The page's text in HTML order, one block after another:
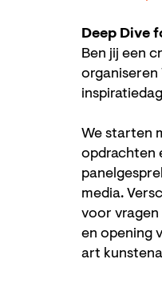
Deep Dive
Ben jij een
organiseren
We starten
opdrachten
media.
voor vragen
en opening
art